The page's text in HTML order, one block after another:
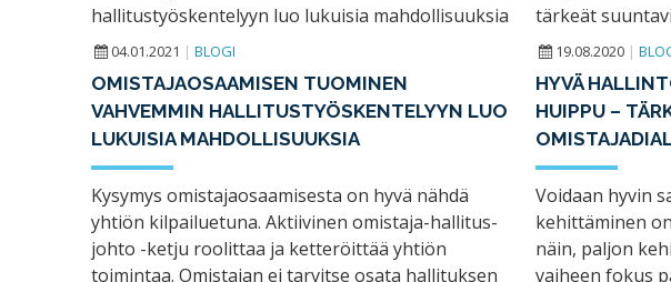
04.01.2021 | BLOGI
OMISTAJAOSAAMISEN TUOMINEN
VAHVEMMIN HALLITUSTYÖSKENTELYYN LUO
LUKUISIA MAHDOLLISUUKSIA
Kysymys omistajaosaamisesta on hyvä nähdä
yhtiön kilpailuetuna. Aktiivinen omistaja-hallitus-
johto -ketju roolittaa ja ketteröittää yhtiön
toimintaa. Omistajan ei tarvitse osata hallituksen
19.08.2020 |
HYVÄ
HUIPPU –
Voidaan hyvin
kehittäminen
näin, paljon
vaiheen fokus